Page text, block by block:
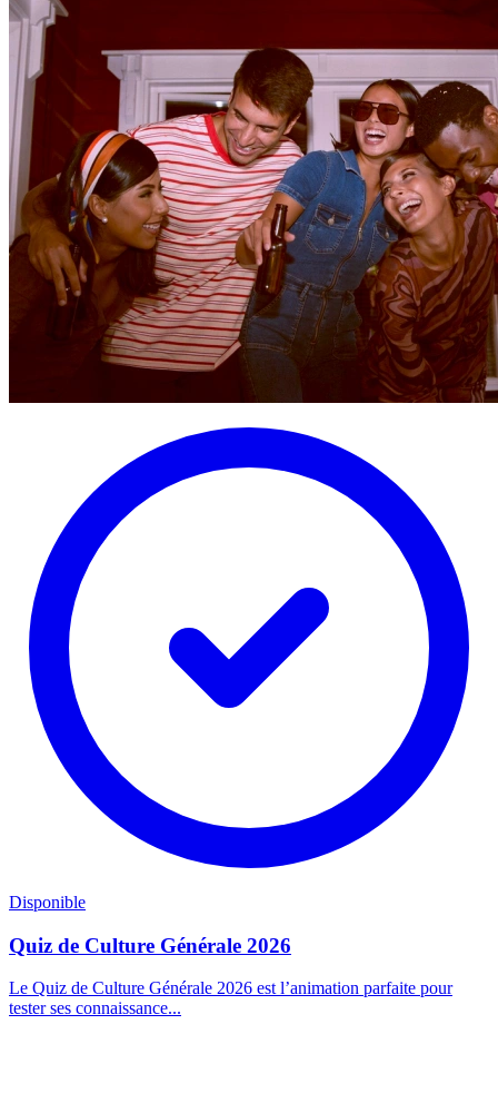
Disponible
Quiz de Culture Générale 2026
Le Quiz de Culture Générale 2026 est l’animation parfaite pour
tester ses connaissance...